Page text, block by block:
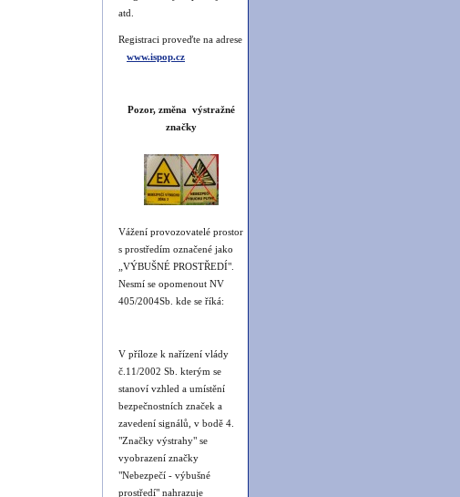
atd.
Registraci proveďte na adrese
www.ispop.cz
Pozor, změna výstražné
značky
Vážení provozovatelé prostor
s prostředím označené jako
„VÝBUŠNÉ PROSTŘEDÍ".
Nesmí se opomenout NV
405/2004Sb. kde se říká:
V příloze k nařízení vlády
č.11/2002 Sb. kterým se
stanoví vzhled a umístění
bezpečnostních značek a
zavedení signálů, v bodě 4.
"Značky výstrahy" se
vyobrazení značky
"Nebezpečí - výbušné
prostředí" nahrazuje